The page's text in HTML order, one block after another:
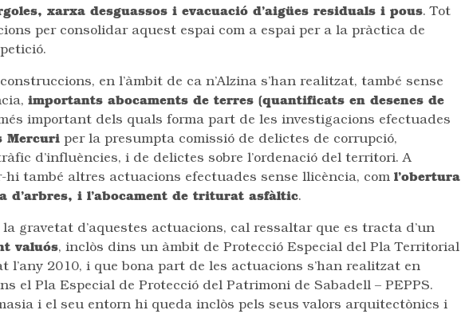
xarxa desguassos i evacuació d’aigües residuals i pous. Tot
per consolidar aquest espai com a espai per a la pràctica de
en l’àmbit de ca n’Alzina s’han realitzat, també sense
importants abocaments de terres (quantificats en desenes de
important dels quals forma part de les investigacions efectuades
Mercuri per la presumpta comissió de delictes de corrupció,
d’influències, i de delictes sobre l’ordenació del territori. A
hi també altres actuacions efectuades sense llicència, com l’obertura
d’arbres, i l’abocament de triturat asfàltic.
la gravetat d’aquestes actuacions, cal ressaltar que es tracta d’un
valuós, inclòs dins un àmbit de Protecció Especial del Pla Territorial
l’any 2010, i que bona part de les actuacions s’han realitzat en
el Pla Especial de Protecció del Patrimoni de Sabadell – PEPPS.
i el seu entorn hi queda inclòs pels seus valors arquitectònics i